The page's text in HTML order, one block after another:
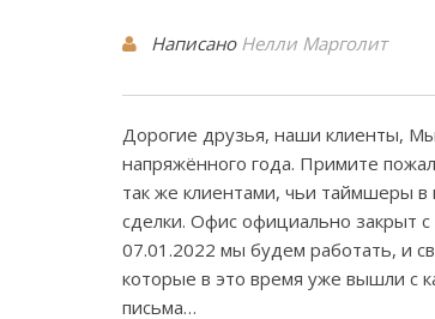
Написано Нелли Марголит
Дорогие друзья, наши клиенты,
напряжённого года. Примите
так же клиентами, чьи таймшеры в
сделки. Офис официально закрыт
07.01.2022 мы будем работать, и
которые в это время уже вышли с
письма…